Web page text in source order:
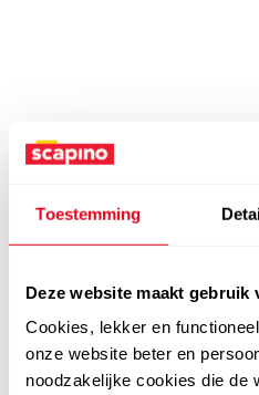
Toestemming
Deze website maakt gebruik
Cookies, lekker en
onze website beter en
noodzakelijke cookies die de